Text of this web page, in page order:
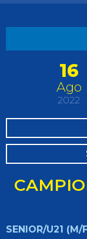
16
Ago
2022
SENIOR/U21 (M/